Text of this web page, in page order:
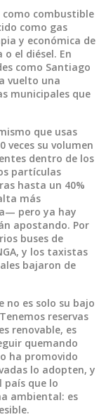
combustible
como gas
y económica de
el diésel. En
como Santiago
vuelto una
municipales que
que usas
veces su volumen
dentro de los
partículas
hasta un 40%
más
pero ya hay
apostando. Por
buses de
y los taxistas
bajaron de
no es solo su bajo
reservas
renovable, es
quemando
ha promovido
lo adopten, y
país que lo
ambiental: es